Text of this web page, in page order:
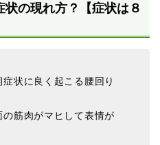
の現れ方？【症状は８
状に良く起こる腰回り
筋肉がマヒして表情が